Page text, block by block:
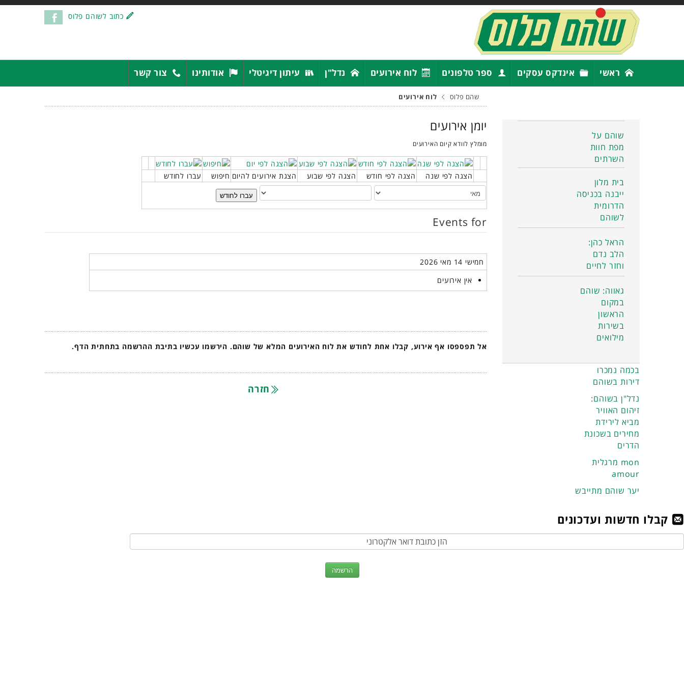
כתוב לשוהם פלוס
ראשי אינדקס עסקים ספר טלפונים לוח אירועים נדל"ן עיתון דיגיטלי אודותינו צור קשר
שהם פלוס לוח אירועים
יומן אירועים
מומלץ לוודא קיום האירועים
הצגה לפי שנה הצגה לפי חודש הצגה לפי שבוע הצגת אירועים להיום חיפוש
עברו לחודש
עברו לחודש
Events for
חמישי 14 מאי 2026
אין אירועים
אל תפספסו אף אירוע, קבלו אחת לחודש את לוח האירועים המלא של שוהם. הירשמו עכשיו בתיבת ההרשמה בתחתית הדף.
חזרה
שוהם על
מפת חוות
השרתים
בית מלון
ייבנה בכניסה
הדרומית
לשוהם
הראל כהן:
הלב נדם
וחזר לחיים
גאווה: שוהם
במקום
הראשון
בשירות
מילואים
בכמה נמכרו
דירות בשוהם
נדל"ן בשוהם:
זיהום האוויר
מביא לירידת
מחירים בשכונת
הדרים
מרגלית mon
amour
יער שוהם מתייבש
קבלו חדשות ועדכונים